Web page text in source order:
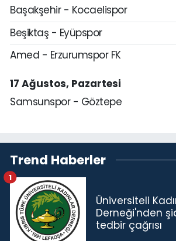
Başakşehir - Kocaelispor
Beşiktaş - Eyüpspor
Amed - Erzurumspor FK
17 Ağustos, Pazartesi
Samsunspor - Göztepe
Trend Haberler
Üniversiteli
Derneği'nden
tedbir çağrısı
1